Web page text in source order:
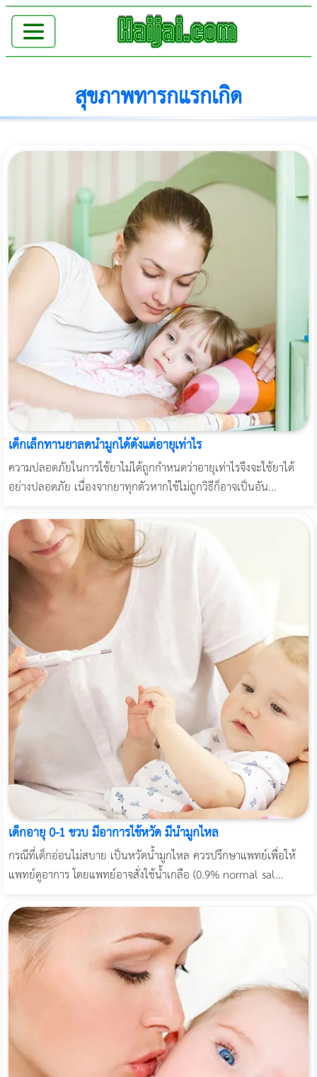
สุขภาพทารกแรกเกิด
เด็กเล็กทานยาลดน้ำมูกได้ตั้งแต่อายุเท่าไร
ความปลอดภัยในการใช้ยาไม่ได้ถูกกำหนดว่าอายุเท่าไรจึงจะใช้ยาได้
อย่างปลอดภัย เนื่องจากยาทุกตัวหากใช้ไม่ถูกวิธีก็อาจเป็นอัน...
เด็กอายุ 0-1 ขวบ มีอาการไข้หวัด มีน้ำมูกไหล
กรณีที่เด็กอ่อนไม่สบาย เป็นหวัดน้ำมูกไหล ควรปรึกษาแพทย์เพื่อให้
แพทย์ดูอาการ โดยแพทย์อาจสั่งใช้น้ำเกลือ (0.9% normal sal...